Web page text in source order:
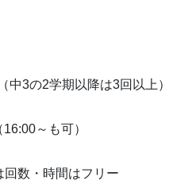
中3の2学期以降は3回以上）
～も可）
数・時間はフリー